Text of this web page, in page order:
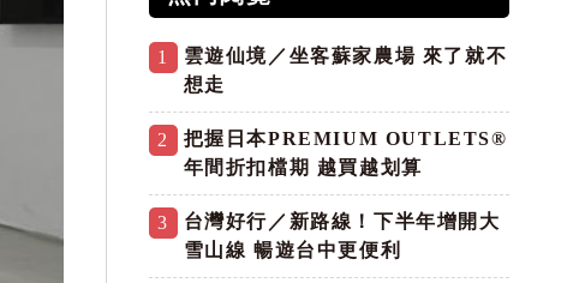
1
雲遊仙境／坐客蘇家農場 來了就不
想走
2
把握日本PREMIUM OUTLETS®
年間折扣檔期 越買越划算
3
台灣好行／新路線！下半年增開大
雪山線 暢遊台中更便利